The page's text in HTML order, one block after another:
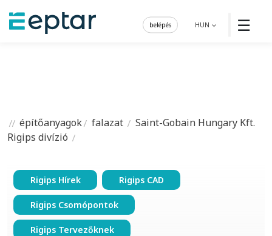
☰
HUN
belépés
építőanyagok falazat
Saint-Gobain Hungary Kft.
Rigips divízió
Rigips Hírek Rigips CAD
Rigips Csomópontok
Rigips Tervezőknek